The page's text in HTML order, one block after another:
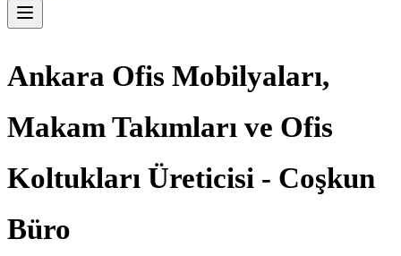
Ankara Ofis Mobilyaları,
Makam Takımları ve Ofis
Koltukları Üreticisi - Coşkun
Büro